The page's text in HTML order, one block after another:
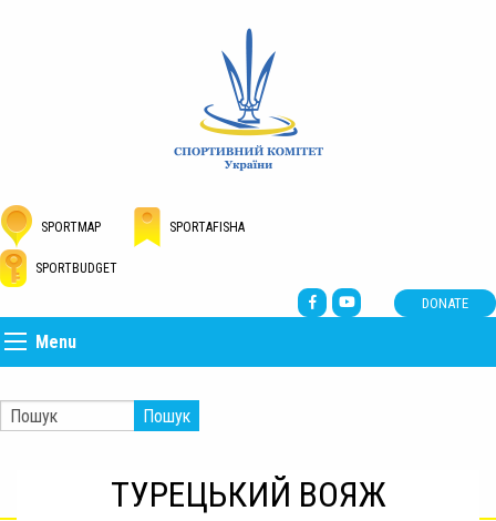
SPORTMAP SPORTAFISHA
SPORTBUDGET
DONATE
Menu
Пошук
ТУРЕЦЬКИЙ ВОЯЖ